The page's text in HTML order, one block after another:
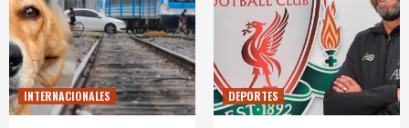
INTERNACIONALES DEPORTES